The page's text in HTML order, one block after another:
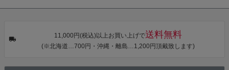
タン・夜の葉
カシュクール
ワンピース 簡
単着付け 大人
【メール便不
【メール便不
【メール便不
11,000円(税込)以上お買い上げで送料無料
(※北海道…700円・沖縄・離島…1,200円頂戴致します)